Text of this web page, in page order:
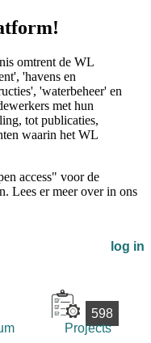
omtrent de WL
'havens en
'waterbeheer' en
met hun
tot publicaties,
waarin het WL
access" voor de
Lees er meer over in ons
log in
598
Projects